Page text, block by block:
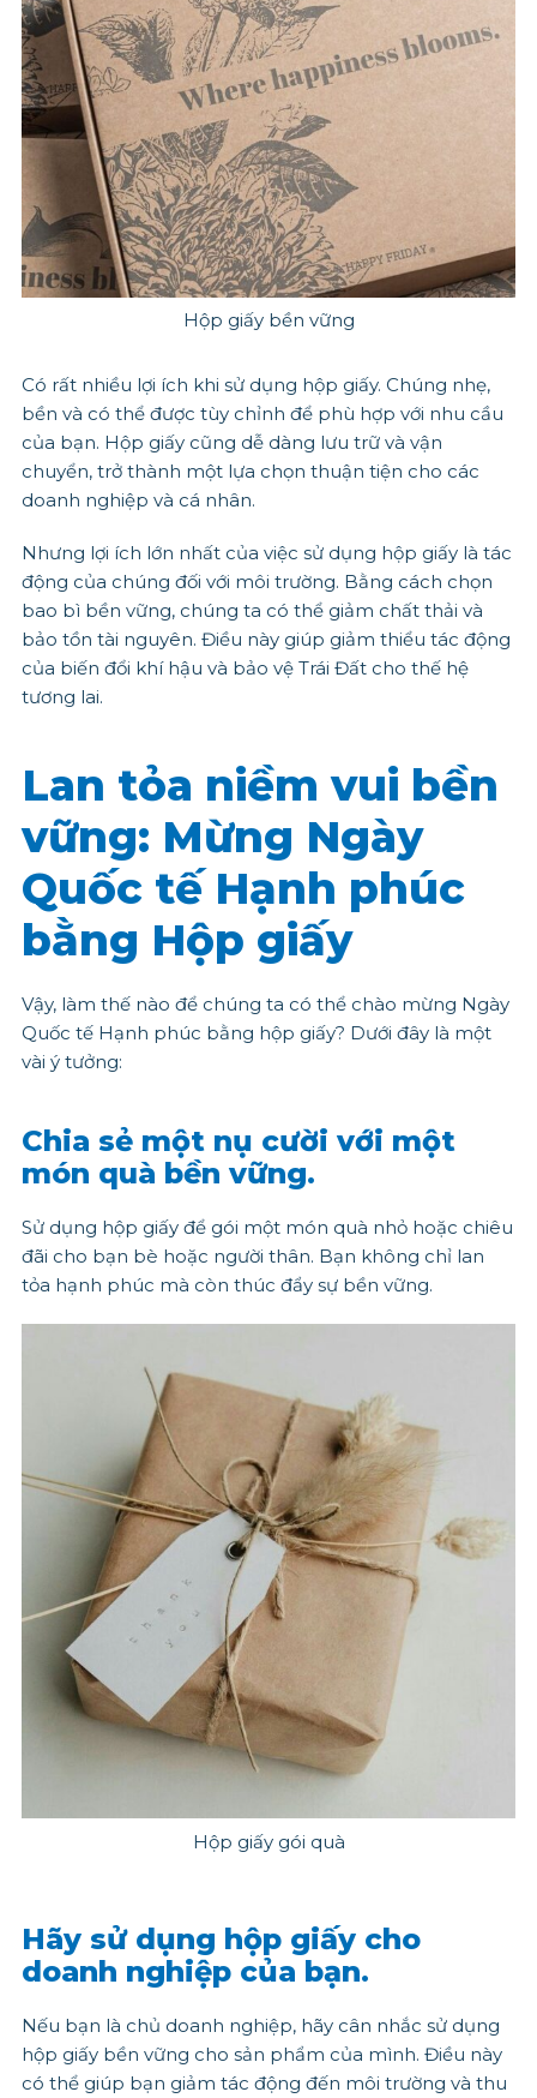
Hộp giấy bền vững
Có rất nhiều lợi ích khi sử dụng hộp giấy. Chúng nhẹ,
bền và có thể được tùy chỉnh để phù hợp với nhu cầu
của bạn. Hộp giấy cũng dễ dàng lưu trữ và vận
chuyển, trở thành một lựa chọn thuận tiện cho các
doanh nghiệp và cá nhân.
Nhưng lợi ích lớn nhất của việc sử dụng hộp giấy là tác
động của chúng đối với môi trường. Bằng cách chọn
bao bì bền vững, chúng ta có thể giảm chất thải và
bảo tồn tài nguyên. Điều này giúp giảm thiểu tác động
của biến đổi khí hậu và bảo vệ Trái Đất cho thế hệ
tương lai.
Lan tỏa niềm vui bền
vững: Mừng Ngày
Quốc tế Hạnh phúc
bằng Hộp giấy
Vậy, làm thế nào để chúng ta có thể chào mừng Ngày
Quốc tế Hạnh phúc bằng hộp giấy? Dưới đây là một
vài ý tưởng:
Chia sẻ một nụ cười với một
món quà bền vững.
Sử dụng hộp giấy để gói một món quà nhỏ hoặc chiêu
đãi cho bạn bè hoặc người thân. Bạn không chỉ lan
tỏa hạnh phúc mà còn thúc đẩy sự bền vững.
Hộp giấy gói quà
Hãy sử dụng hộp giấy cho
doanh nghiệp của bạn.
Nếu bạn là chủ doanh nghiệp, hãy cân nhắc sử dụng
hộp giấy bền vững cho sản phẩm của mình. Điều này
có thể giúp bạn giảm tác động đến môi trường và thu